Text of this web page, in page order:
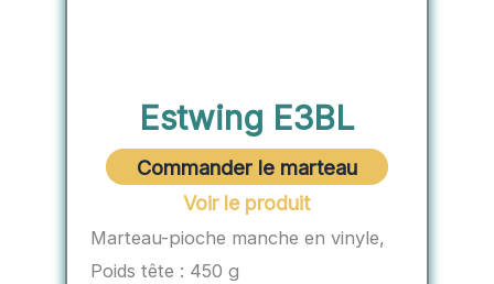
Estwing E3BL
Commander le marteau
Voir le produit
Marteau-pioche manche en vinyle,
Poids tête : 450 g